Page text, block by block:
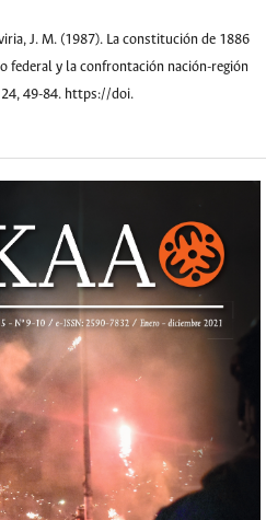
J. M. (1987). La constitución de 1886
federal y la confrontación nación-región
24, 49-84. https://doi.